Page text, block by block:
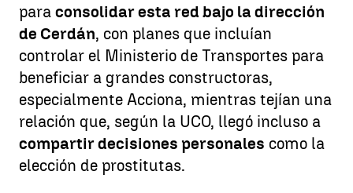
para consolidar esta red bajo la dirección
de Cerdán, con planes que incluían
controlar el Ministerio de Transportes para
beneficiar a grandes constructoras,
especialmente Acciona, mientras tejían una
relación que, según la UCO, llegó incluso a
compartir decisiones personales como la
elección de prostitutas.